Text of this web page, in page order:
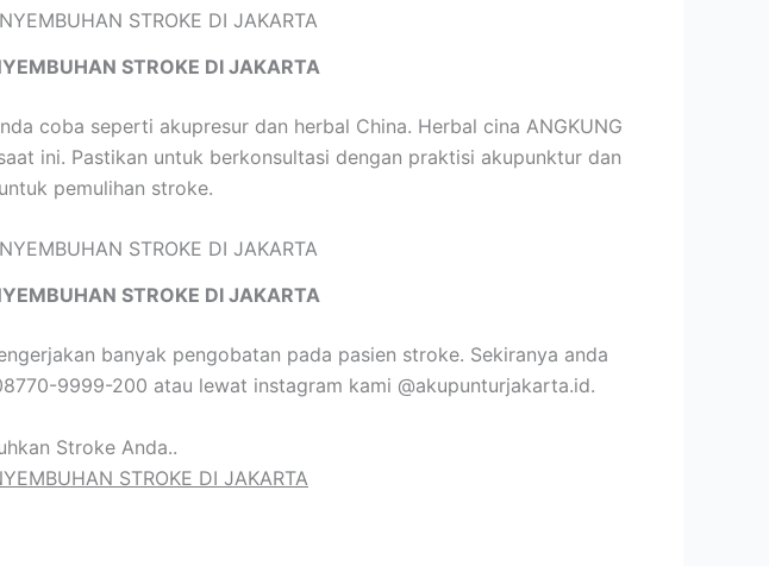
STROKE DI JAKARTA
coba seperti akupresur dan herbal China. Herbal cina ANGKUNG
ini. Pastikan untuk berkonsultasi dengan praktisi akupunktur dan
pemulihan stroke.
STROKE DI JAKARTA
banyak pengobatan pada pasien stroke. Sekiranya anda
9999-200 atau lewat instagram kami @akupunturjakarta.id.
Stroke Anda..
STROKE DI JAKARTA